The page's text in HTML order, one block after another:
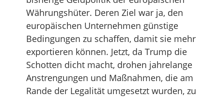
Währungshüter. Deren Ziel war ja, den
europäischen Unternehmen günstige
Bedingungen zu schaffen, damit sie mehr
exportieren können. Jetzt, da Trump die
Schotten dicht macht, drohen jahrelange
Anstrengungen und Maßnahmen, die am
Rande der Legalität umgesetzt wurden, zu